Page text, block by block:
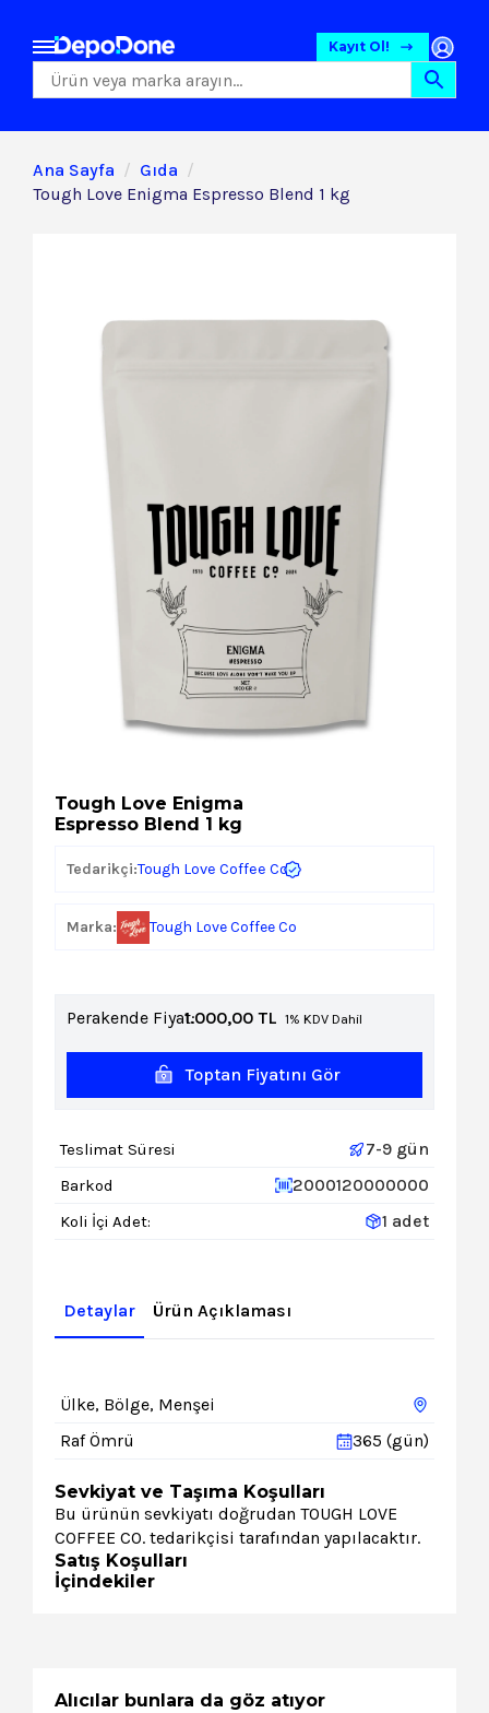
Paket Servis Ürünleri
Kayıt Ol!
Ana Sayfa
Gıda
Tough Love Enigma Espresso Blend 1 kg
Tough Love Enigma
Espresso Blend 1 kg
Tedarikçi:Tough Love Coffee Co
Marka: Tough Love Coffee Co
Perakende Fiyat:1.000,00 TL 1% KDV Dahil
Toptan Fiyatını Gör
Teslimat Süresi 7-9 gün
Barkod 2000120000000
Koli İçi Adet: 1 adet
Detaylar Ürün Açıklaması
Ülke, Bölge, Menşei
Raf Ömrü
365 (gün)
Sevkiyat ve Taşıma Koşulları
Bu ürünün sevkiyatı doğrudan TOUGH LOVE
COFFEE CO. tedarikçisi tarafından yapılacaktır.
Satış Koşulları
İçindekiler
Alıcılar bunlara da göz atıyor